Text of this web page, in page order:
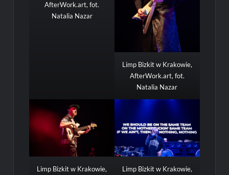
AfterWork.art, fot.
Natalia Nazar
Limp Bizkit w Krakowie,
AfterWork.art, fot.
Natalia Nazar
Limp Bizkit w Krakowie,
Limp Bizkit w Krakowie,